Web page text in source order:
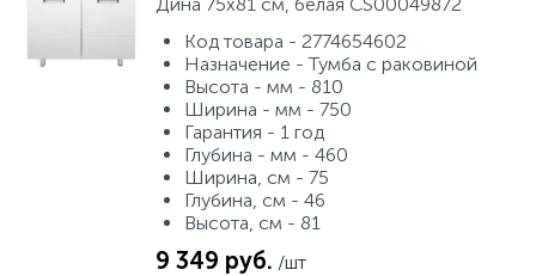
Код товара - 2774654602
Назначение - Тумба с раковиной
Высота - мм - 810
Ширина - мм - 750
Гарантия - 1 год
Глубина - мм - 460
Ширина, см - 75
Глубина, см - 46
Высота, см - 81
9 349 руб. /шт